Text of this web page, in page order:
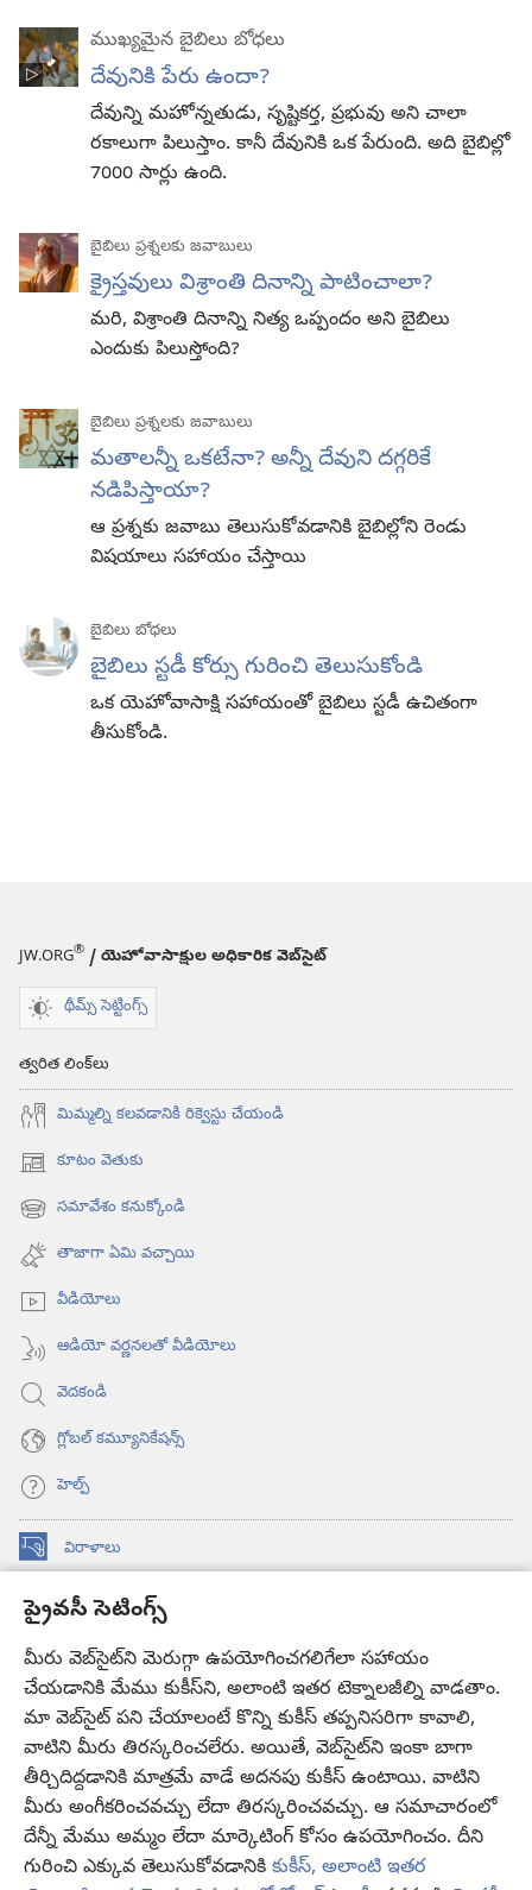
ప్రైవసీ సెటింగ్స్
మీరు వెబ్‌సైట్‌ని మెరుగ్గా ఉపయోగించగలిగేలా సహాయం
చేయడానికి మేము కుకీస్‌ని, అలాంటి ఇతర టెక్నాలజీల్ని వాడతాం.
మా వెబ్‌సైట్‌ పని చేయాలంటే కొన్ని కుకీస్‌ తప్పనిసరిగా కావాలి,
వాటిని మీరు తిరస్కరించలేరు. అయితే, వెబ్‌సైట్‌ని ఇంకా బాగా
తీర్చిదిద్దడానికి మాత్రమే వాడే అదనపు కుకీస్‌ ఉంటాయి. వాటిని
మీరు అంగీకరించవచ్చు లేదా తిరస్కరించవచ్చు. ఆ సమాచారంలో
దేన్నీ మేము అమ్మం లేదా మార్కెటింగ్‌ కోసం ఉపయోగించం. దీని
గురించి ఎక్కువ తెలుసుకోవడానికి కుకీస్, అలాంటి ఇతర
ముఖ్యమైన బైబిలు బోధలు
దేవునికి పేరు ఉందా?
దేవున్ని మహోన్నతుడు, సృష్టికర్త, ప్రభువు అని చాలా
రకాలుగా పిలుస్తాం. కానీ దేవునికి ఒక పేరుంది. అది బైబిల్లో
7000 సార్లు ఉంది.
బైబిలు ప్రశ్నలకు జవాబులు
క్రైస్తవులు విశ్రాంతి దినాన్ని పాటించాలా?
మరి, విశ్రాంతి దినాన్ని నిత్య ఒప్పందం అని బైబిలు
ఎందుకు పిలుస్తోంది?
బైబిలు ప్రశ్నలకు జవాబులు
మతాలన్నీ ఒకటేనా? అన్నీ దేవుని దగ్గరికే
నడిపిస్తాయా?
ఆ ప్రశ్నకు జవాబు తెలుసుకోవడానికి బైబిల్లోని రెండు
విషయాలు సహాయం చేస్తాయి
బైబిలు బోధలు
బైబిలు స్టడీ కోర్సు గురించి తెలుసుకోండి
ఒక యెహోవాసాక్షి సహాయంతో బైబిలు స్టడీ ఉచితంగా
తీసుకోండి.
JW.ORG® / యెహోవాసాక్షుల అధికారిక వెబ్‌సైట్‌
థీమ్స్ సెట్టింగ్స్
త్వరిత లింక్‌లు
మిమ్మల్ని కలవడానికి రిక్వెస్టు చేయండి
కూటం వెతుకు
(కొత్త
విండో
ఓపెన్‌
అవుతుంది)
సమావేశం కనుక్కోండి
(కొత్త
విండో
ఓపెన్‌
అవుతుంది)
తాజాగా ఏమి వచ్చాయి
వీడియోలు
ఆడియో వర్ణనలతో వీడియోలు
వెదకండి
గ్లోబల్‌ కమ్యూనికేషన్స్‌
హెల్ప్‌
విరాళాలు
(కొత్త
ఓపెన్‌ కావలికోట ఆన్‌లైన్‌ లైబ్రరీ
(కొత్త
విండో
ఓపెన్‌
అవుతుంది)
JW Hub®
(కొత్త
విండో
ఓపెన్‌
అవుతుంది)
JW లైబ్రరీ
కావలికోట లైబ్రరీ